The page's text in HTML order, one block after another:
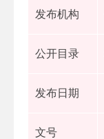
发布机构
公开目录
发布日期
文号